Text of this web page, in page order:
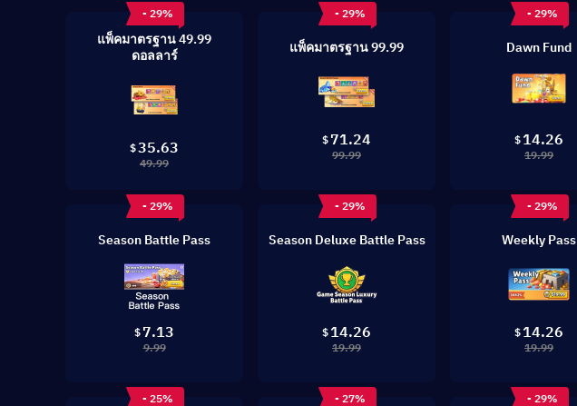
- 29%
แพ็คมาตรฐาน 49.99
ดอลลาร์
$35.63
49.99
- 29%
แพ็คมาตรฐาน 99.99
$ 71.24
99.99
- 29%
Dawn Fund
$ 14.26
19.99
- 29%
Season Battle Pass
$ 7.13
9.99
- 29%
Season Deluxe Battle Pass
$ 14.26
19.99
- 29%
Weekly Pass
$ 14.26
19.99
- 25% - 27% - 29%